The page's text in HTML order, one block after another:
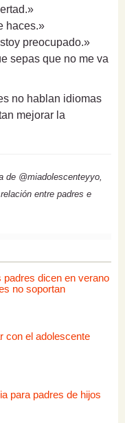
haces.»
preocupado.»
sepas que no me va
no hablan idiomas
mejorar la
de @miadolescenteyyo,
entre padres e
dicen en verano
no soportan
con el adolescente
para padres de hijos